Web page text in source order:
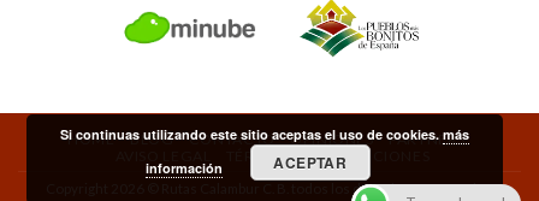
HOME BLOG CONTACTO OPINIONES
PARTNERS
TÉRMINOS Y CONDICIONES
Copyright 2026 © Rutas Calambur C. B. todos los derechos reservados.
Si continuas utilizando este sitio aceptas el uso de cookies.más
información
ACEPTAR